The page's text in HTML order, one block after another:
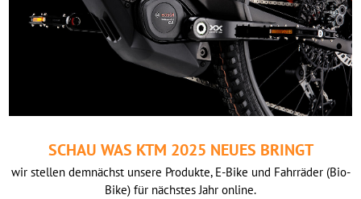
SCHAU WAS KTM 2025 NEUES BRINGT
wir stellen demnächst unsere Produkte, E-Bike und Fahrräder (Bio-
Bike) für nächstes Jahr online.